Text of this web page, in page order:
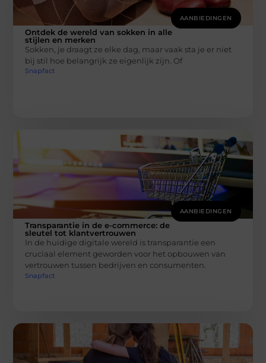
AANBIEDINGEN
Ontdek de wereld van sokken in alle
stijlen en merken
Sokken, je draagt ze elke dag, maar vaak sta je er niet
bij stil hoe belangrijk ze eigenlijk zijn. Of
Snapfact
AANBIEDINGEN
Transparantie in de e-commerce: de
sleutel tot klantvertrouwen
In de huidige digitale wereld is transparantie een
cruciaal element geworden voor het opbouwen van
vertrouwen tussen bedrijven en consumenten.
Snapfact